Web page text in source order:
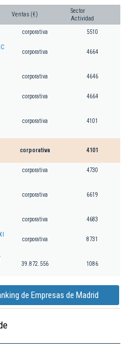
Ventas (€)
Sector
Actividad
corporativa 5510
corporativa 4664
corporativa 4646
corporativa 4664
corporativa 4101
corporativa 4101
corporativa 4730
corporativa 6619
corporativa 4683
corporativa 8731
39.872.556 1086
de Empresas de Madrid